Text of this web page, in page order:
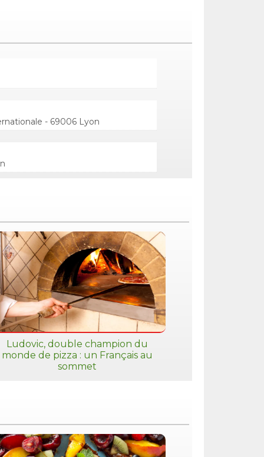
- 69006 Lyon
Ludovic, double champion du
monde de pizza : un Français au
sommet